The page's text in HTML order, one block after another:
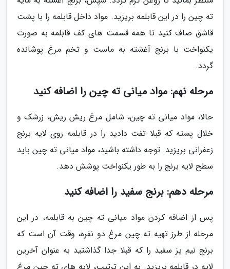
ته چین را در این قابلمه بریزید. مواد داخل قابلمه را با پشت
قاشق صاف کنید تا همه قسمت های کف قابلمه به صورت
یکنواخت با برنج آغشته به ماست و تخم مرغ پوشانده
گردد.
مرحله نهم: مواد میانی ته چین را اضافه کنید
حالا، مواد میانی ته چین، شامل مرغ ریش ریش، زرشک و
خلال پسته که قبلا تفت دادید را در قابلمه روی لایه برنج
زعفرانی بریزید. توجه داشته باشید، مواد میانی ته چین باید
سطح لایه برنج را به طور یکنواخت پوشش دهد.
مرحله دهم: برنج سفید را اضافه کنید
پس از اضافه کردن مواد میانی ته چین به قابلمه، در این
مرحله از طرز تهیه ته چین مرغ دو نفره، وقت آن است که
برنج نیم پز سفید را که قبلا جدا گذاشتید به عنوان آخرین